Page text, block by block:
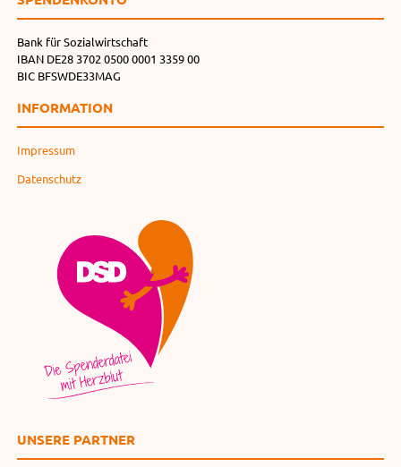
Bank für Sozialwirtschaft
IBAN DE28 3702 0500 0001 3359 00
BIC BFSWDE33MAG
INFORMATION
Impressum
Datenschutz
UNSERE PARTNER